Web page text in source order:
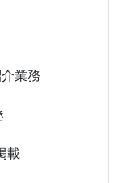
業務
載